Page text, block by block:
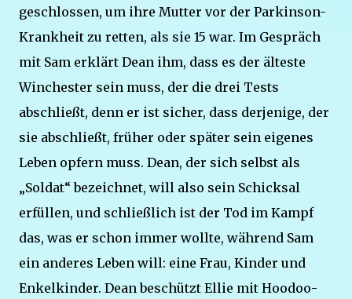
geschlossen, um ihre Mutter vor der Parkinson-
Krankheit zu retten, als sie 15 war. Im Gespräch
mit Sam erklärt Dean ihm, dass es der älteste
Winchester sein muss, der die drei Tests
abschließt, denn er ist sicher, dass derjenige, der
sie abschließt, früher oder später sein eigenes
Leben opfern muss. Dean, der sich selbst als
„Soldat“ bezeichnet, will also sein Schicksal
erfüllen, und schließlich ist der Tod im Kampf
das, was er schon immer wollte, während Sam
ein anderes Leben will: eine Frau, Kinder und
Enkelkinder. Dean beschützt Ellie mit Hoodoo-